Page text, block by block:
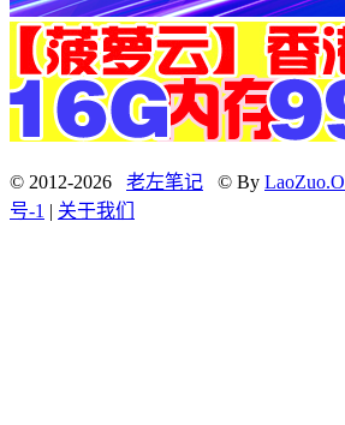
© 2012-2026 老左笔记 © By
号-1 | 关于我们